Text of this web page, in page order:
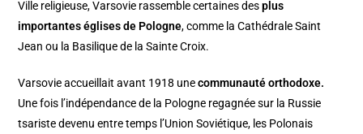
Ville religieuse, Varsovie rassemble certaines desplus
importantes églises de Pologne, comme la Cathédrale Saint
Jean ou la Basilique de la Sainte Croix.
Varsovie accueillait avant 1918 unecommunauté orthodoxe.
Une fois l’indépendance de la Pologne regagnée sur la Russie
tsariste devenu entre temps l’Union Soviétique, les Polonais